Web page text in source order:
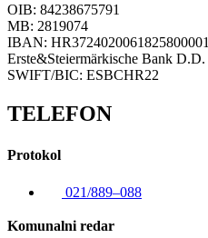
OIB: 84238675791
MB: 2819074
IBAN: HR3724020061825800001
Erste&Steiermärkische Bank D.D.
SWIFT/BIC: ESBCHR22
TELEFON
Protokol
021/889–088
Komunalni redar